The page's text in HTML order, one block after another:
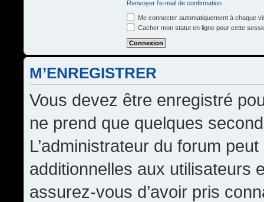
Renvoyer l’e-mail de confirmation
Me connecter automatiquement à chaque
Cacher mon statut en ligne pour cette
M’ENREGISTRER
Vous devez être enregistré
ne prend que quelques
L’administrateur du forum
additionnelles aux utilisateurs
assurez-vous d’avoir pris